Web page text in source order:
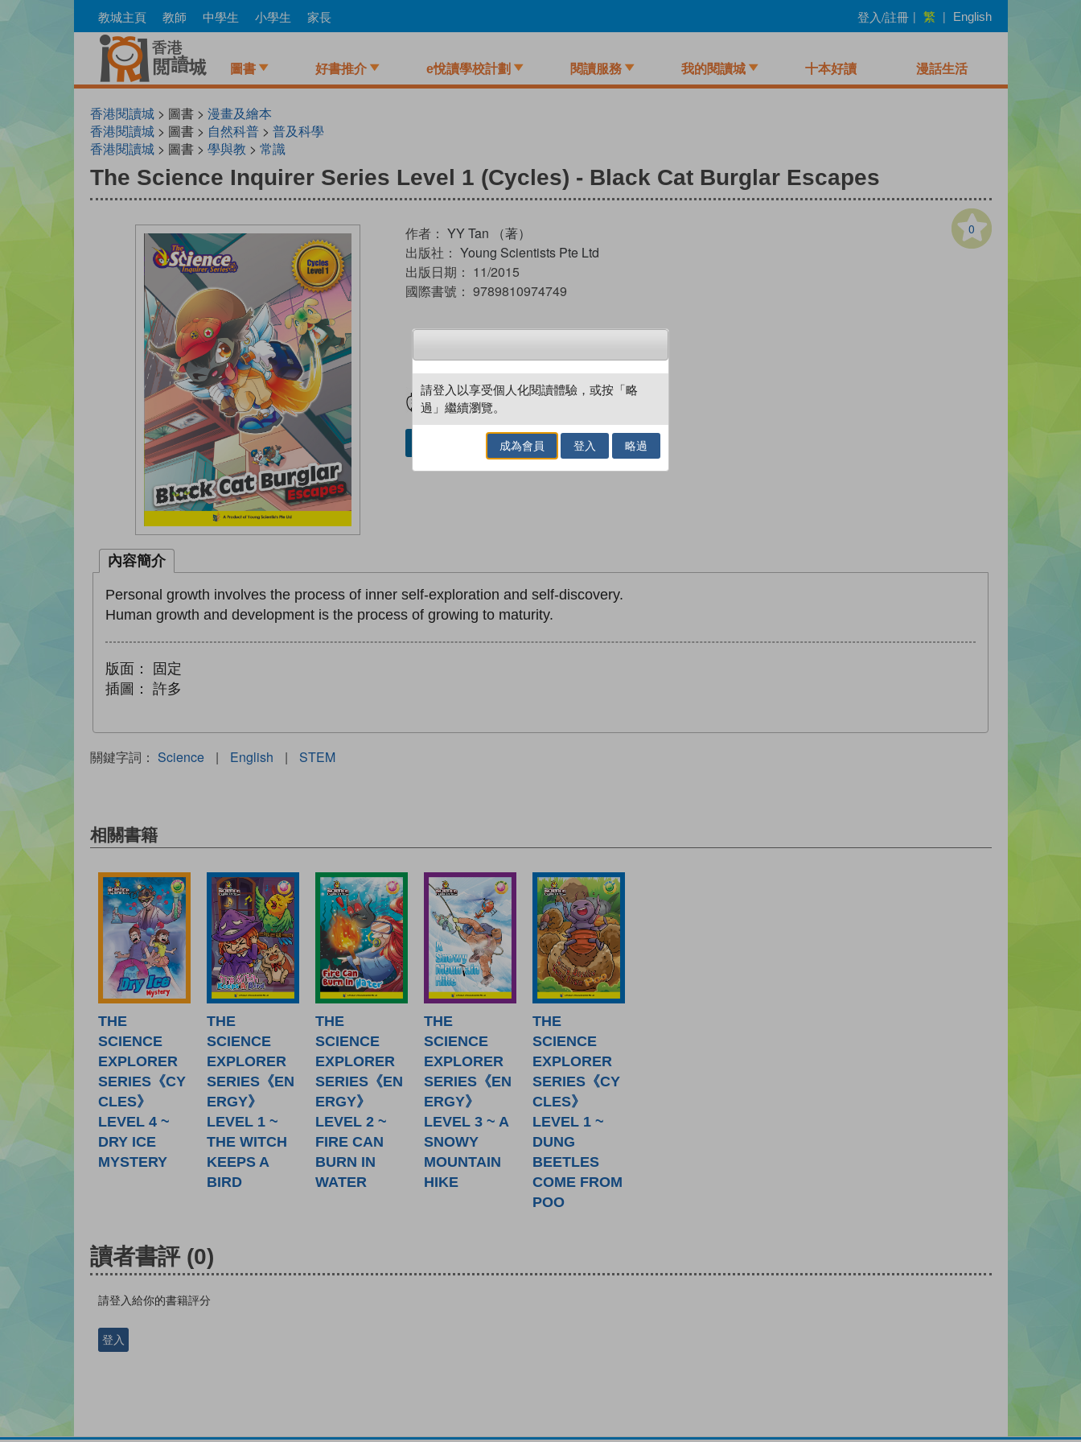
to
教城主頁 教師 中學生 小學生 家長 登入/註冊 | 繁 | English
圖書 好書推介 e悅讀學校計劃 閱讀服務 我的閱讀城 十本好讀 漫話生活
香港閱讀城> 圖書 > 漫畫及繪本
香港閱讀城> 圖書 > 自然科普> 普及科學
香港閱讀城> 圖書 > 學與教 > 常識
The Science Inquirer Series Level 1 (Cycles) - Black Cat Burglar Escapes
0
作者： YY Tan （著）
出版社： Young Scientists Pte Ltd
出版日期： 11/2015
國際書號： 9789810974749
試閲 加入閱讀紀錄
加入／閱讀電子書
內容簡介
Personal growth involves the process of inner self-exploration and self-discovery.
Human growth and development is the process of growing to maturity.
版面：
固定
插圖：
許多
關鍵字詞： Science | English | STEM
相關書籍
THE
SCIENCE
EXPLORER
SERIES《CY
CLES》
LEVEL 4 ~
DRY ICE
MYSTERY
THE
SCIENCE
EXPLORER
SERIES《EN
ERGY》
LEVEL 1 ~
THE WITCH
KEEPS A
BIRD
THE
SCIENCE
EXPLORER
SERIES《EN
ERGY》
LEVEL 2 ~
FIRE CAN
BURN IN
WATER
THE
SCIENCE
EXPLORER
SERIES《EN
ERGY》
LEVEL 3 ~ A
SNOWY
MOUNTAIN
HIKE
THE
SCIENCE
EXPLORER
SERIES《CY
CLES》
LEVEL 1 ~
DUNG
BEETLES
COME FROM
POO
讀者書評 (0)
請登入給你的書籍評分
登入
請登入以享受個人化閱讀體驗，或按「略
過」繼續瀏覽。
成為會員 登入 略過